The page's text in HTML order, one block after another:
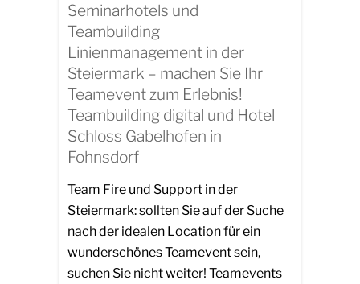
Seminarhotels und
Teambuilding
Linienmanagement in der
Steiermark – machen Sie Ihr
Teamevent zum Erlebnis!
Teambuilding digital und Hotel
Schloss Gabelhofen in
Fohnsdorf
Team Fire und Support in der
Steiermark: sollten Sie auf der Suche
nach der idealen Location für ein
wunderschönes Teamevent sein,
suchen Sie nicht weiter! Teamevents